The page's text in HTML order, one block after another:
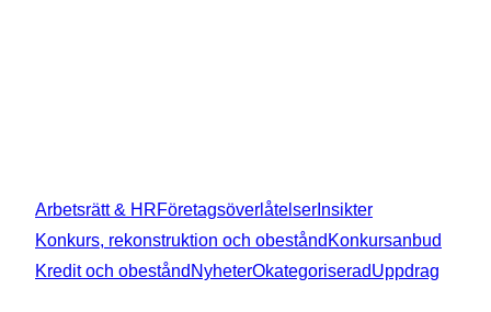
Arbetsrätt & HRFöretagsöverlåtelser Insikter
Konkurs, rekonstruktion och obestånd Konkursanbud
Kredit och obestånd NyheterOkategoriseradUppdrag